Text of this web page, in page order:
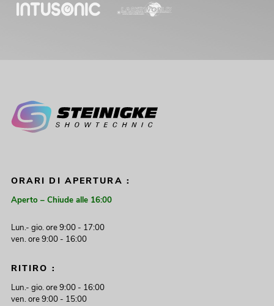
ORARI DI APERTURA :
Aperto – Chiude alle 16:00
Lun.- gio. ore 9:00 - 17:00
ven. ore 9:00 - 16:00
RITIRO :
Lun.- gio. ore 9:00 - 16:00
ven. ore 9:00 - 15:00